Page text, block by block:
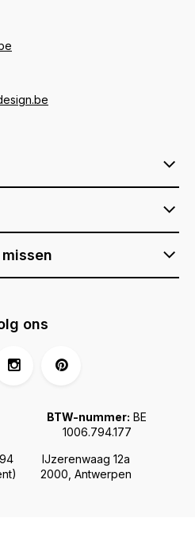
IJzerenwaag 12a
2000, Antwerpen
BTW-nummer: BE
1006.794.177
ons